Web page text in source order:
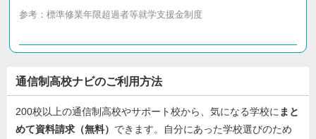
参考： 標準修業年限超過者等就学支援金制度
通信制高校ナビのご利用方法
200校以上の通信制高校やサポート校から、気になる学校に まと
めて資料請求（無料） できます。自分にあった学校選びのため